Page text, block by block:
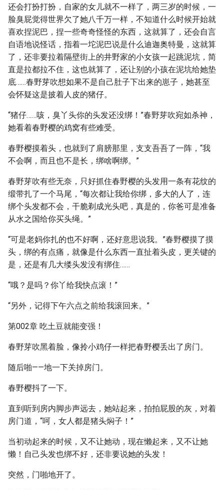
还会打扮打扮，自家的女儿就不一样了，两三岁的时候，一
脸臭屁觉得世界欠了她八千万一样，不知道什么时候开始就
喜欢捏泥巴，捏一些奇奇怪怪的东西，这就算了，还会自言
自语地说怪话，指着一坨泥巴说是什么迪迦奥特曼，这就算
了，还非要拉着隔壁街上的井野家的小女孩一起跳泥坑，简
直是拉都拉不住，这也就算了，还让别的小孩在泥坑给她垫
底……春野芽吹想如果不是自己肚子下出来的崽子，她甚至
会怀疑这是披着人皮的猪仔。
“猪仔……咳，臭丫头你的头发还没绑！”春野芽吹宛如杀神，
她看着春野樱的鸡窝有些难受。
春野樱摸着头，也就到了肩膀那里，支支吾吾了一阵，“我
不会啊，而且也不是长，绑啥啊绑。”
春野芽吹有些无奈，只好抓住春野樱的头发用一条有花纹的
缎带扎了一个马尾，“每次都让我给你绑，多大的人了，连
绑个头发都不会，干脆剃成光头吧，真是的，你爸可是准备
从水之国给你买头绳。”
“可是老妈你扎的也不好啊，还好意思说我。”春野樱摸了摸
头，绑的有点痛，就像是什么东西一直扯着头皮，更关键的
是，还是有几大缕头发没有绑住……
“哦？是吗？你丫给我快点滚！”
“另外，记得下午六点之前给我滚回来。”
第002章 吃土豆就能变强！
春野芽吹黑着脸，像拎小鸡仔一样把春野樱丢出了房门。
随后啪——地一下关掉房门。
春野樱抖了一下。
直到听到房内脚步声远去，她站起来，拍拍屁股的灰，对着
房门道，“呵，女人都是猪头焖子！”
当初动起来的时候，又不让她动，现在懒起来，又不让她
懒！自己头发也绑不好，还非要说她的头发！
突然，门啪地开了。